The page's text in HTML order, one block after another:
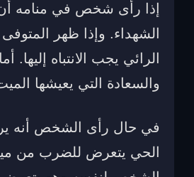
إذا رأى شخص في منامه أن
الشهداء. وإذا ظهر
الرائي يجب الانتباه
والسعادة التي يعيشها
في حال رأى الشخص أنه
الحي يتعرض للضرب من